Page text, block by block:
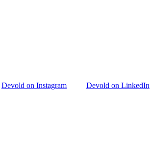
Devold on Instagram Devold on LinkedIn